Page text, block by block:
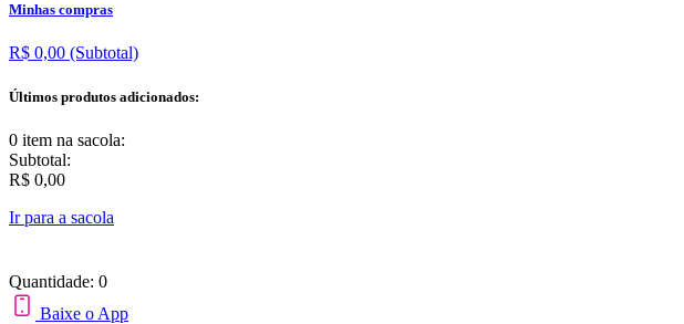
Minhas compras
R$ 0,00 (Subtotal)
Últimos produtos adicionados:
0 item na sacola:
Subtotal:
R$ 0,00
Ir para a sacola
Quantidade: 0
Baixe o App